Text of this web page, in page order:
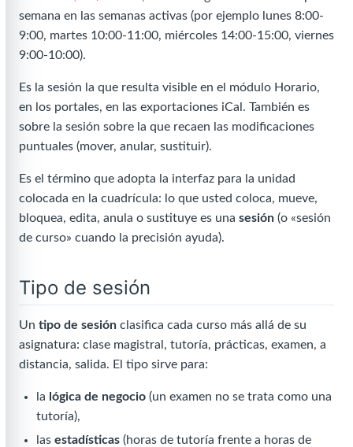
semana en las semanas activas (por ejemplo lunes 8:00-
9:00, martes 10:00-11:00, miércoles 14:00-15:00, viernes
9:00-10:00).
Es la sesión la que resulta visible en el módulo Horario,
en los portales, en las exportaciones iCal. También es
sobre la sesión sobre la que recaen las modificaciones
puntuales (mover, anular, sustituir).
Es el término que adopta la interfaz para la unidad
colocada en la cuadrícula: lo que usted coloca, mueve,
bloquea, edita, anula o sustituye es una sesión (o «sesión
de curso» cuando la precisión ayuda).
Tipo de sesión
Un tipo de sesión clasifica cada curso más allá de su
asignatura: clase magistral, tutoría, prácticas, examen, a
distancia, salida. El tipo sirve para:
la lógica de negocio (un examen no se trata como una
tutoría),
lasestadísticas (horas de tutoría frente a horas de